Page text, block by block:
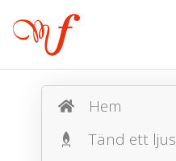
Hem
Tänd ett ljus